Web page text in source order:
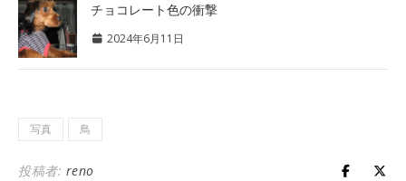
チョコレート色の衝撃
2024年6月11日
写真 鳥
投稿者: reno